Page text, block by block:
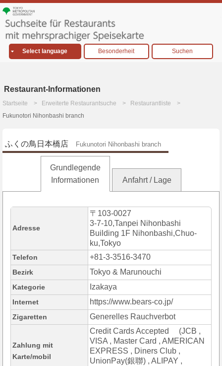
Select language Besonderheit Suchen
Restaurant-Informationen
Startseite Erweiterte Restaurantsuche
Restaurantliste
Fukunotori Nihonbashi branch
ふくの鳥日本橋店 Fukunotori Nihonbashi branch
Grundlegende
Informationen
Anfahrt / Lage
Adresse
〒103-0027
3-7-10,Tanpei Nihonbashi
Building 1F Nihonbashi,Chuo-
ku,Tokyo
Telefon +81-3-3516-3470
Bezirk Tokyo & Marunouchi
Kategorie Izakaya
Internet https://www.bears-co.jp/
Zigaretten Generelles Rauchverbot
Zahlung mit
Karte/mobil
Credit Cards Accepted (JCB ,
VISA , Master Card , AMERICAN
EXPRESS , Diners Club ,
UnionPay(銀聯) , ALIPAY ,